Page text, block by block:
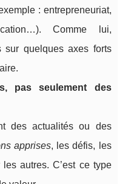
: entrepreneuriat,
Comme lui,
sur quelques axes forts
pas seulement des
des actualités ou des
apprises, les défis, les
autres. C’est ce type